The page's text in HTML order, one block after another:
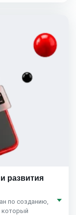
развития
по созданию,
который